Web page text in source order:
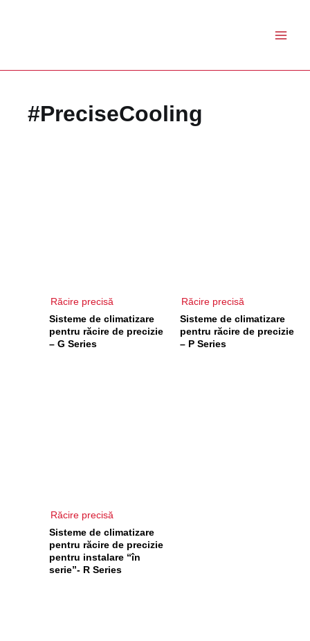
#PreciseCooling
Răcire precisă
Sisteme de climatizare
pentru răcire de precizie
– G Series
Răcire precisă
Sisteme de climatizare
pentru răcire de precizie
– P Series
Răcire precisă
Sisteme de climatizare
pentru răcire de precizie
pentru instalare “în
serie”- R Series